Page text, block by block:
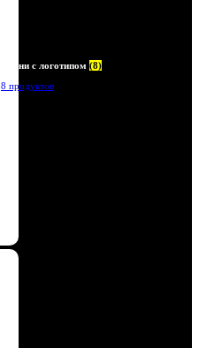
Ремни с логотипом (8)
8 продуктов